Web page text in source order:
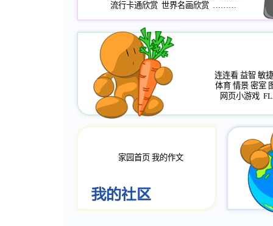
流行卡通欣赏 世界名画欣赏 ………
连连看 益智 敏捷
体育 情景 密室
网页小游戏
家园首页 我的作文